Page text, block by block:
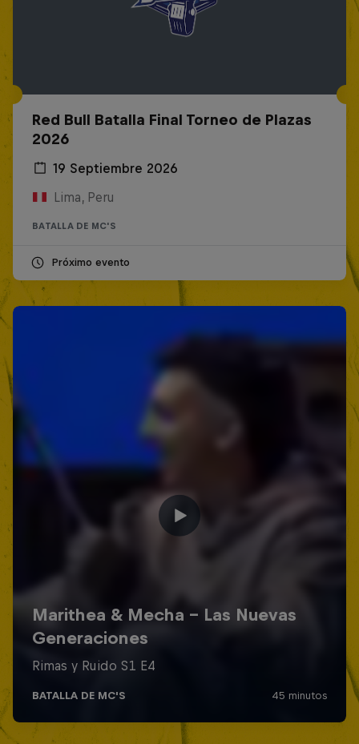
Red Bull Batalla Final Torneo de Plazas
2026
19 Septiembre 2026
Lima, Peru
BATALLA DE MC'S
Próximo evento